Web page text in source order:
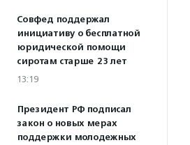
Совфед поддержал
инициативу о бесплатной
юридической помощи
сиротам старше 23 лет
13:19
Президент РФ подписал
закон о новых мерах
поддержки молодежных